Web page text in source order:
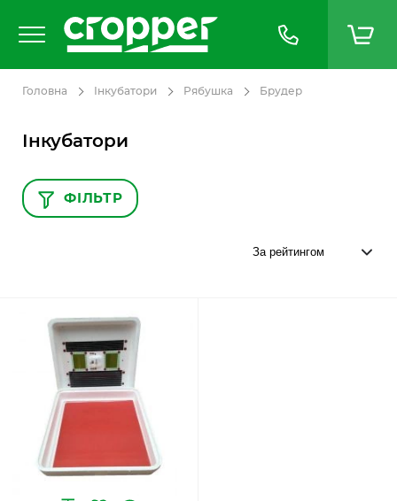
Головна Інкубатори Рябушка Брудер
Інкубатори
ФІЛЬТР